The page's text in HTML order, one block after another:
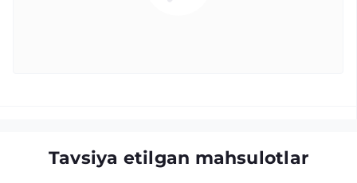
Tavsiya etilgan mahsulotlar